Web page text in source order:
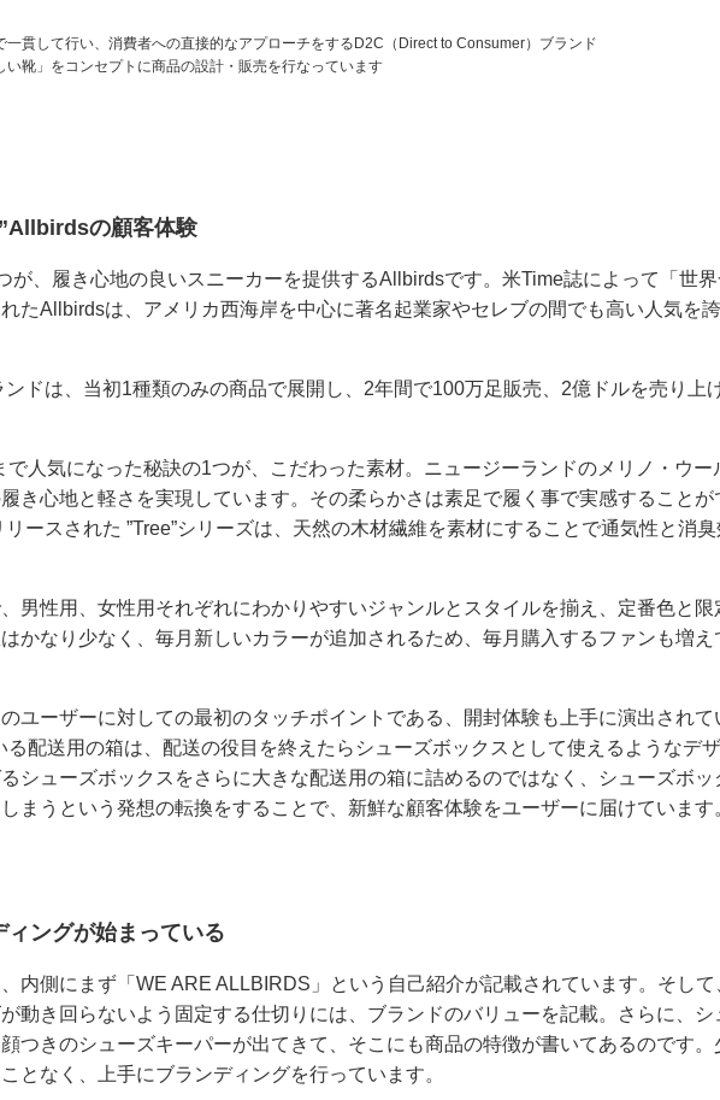
一貫して行い、消費者への直接的なアプローチをするD2C（Direct to Consumer）ブランド
い靴」をコンセプトに商品の設計・販売を行なっています
の顧客体験
が、履き心地の良いスニーカーを提供するAllbirdsです。米Time誌によって「世界
たAllbirdsは、アメリカ西海岸を中心に著名起業家やセレブの間でも高い人気を
ドは、当初1種類のみの商品で展開し、2年間で100万足販売、2億ドルを売り上
人気になった秘訣の1つが、こだわった素材。ニュージーランドのメリノ・ウー
き心地と軽さを実現しています。その柔らかさは素足で履く事で実感することが
ースされた ”Tree”シリーズは、天然の木材繊維を素材にすることで通気性と消臭
男性用、女性用それぞれにわかりやすいジャンルとスタイルを揃え、定番色と限
かなり少なく、毎月新しいカラーが追加されるため、毎月購入するファンも増え
ユーザーに対しての最初のタッチポイントである、開封体験も上手に演出されて
る配送用の箱は、配送の役目を終えたらシューズボックスとして使えるようなデ
シューズボックスをさらに大きな配送用の箱に詰めるのではなく、シューズボッ
まうという発想の転換をすることで、新鮮な顧客体験をユーザーに届けています
ングが始まっている
内側にまず「WE ARE ALLBIRDS」という自己紹介が記載されています。そして
動き回らないよう固定する仕切りには、ブランドのバリューを記載。さらに、シ
つきのシューズキーパーが出てきて、そこにも商品の特徴が書いてあるのです。
となく、上手にブランディングを行っています。